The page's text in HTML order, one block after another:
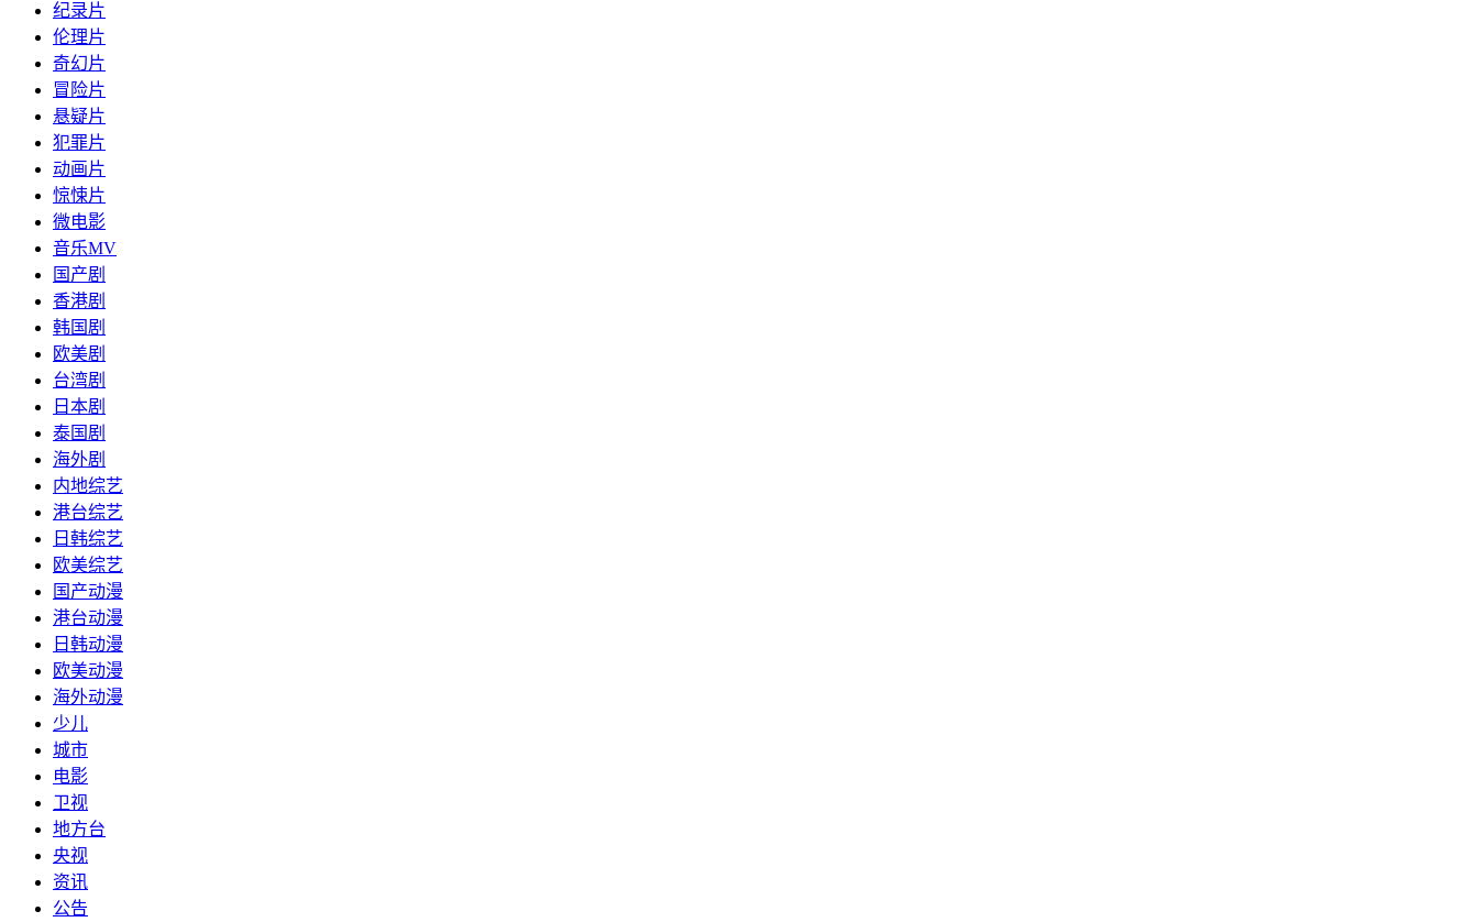
纪录片
伦理片
奇幻片
冒险片
悬疑片
犯罪片
动画片
惊悚片
微电影
音乐MV
国产剧
香港剧
韩国剧
欧美剧
台湾剧
日本剧
泰国剧
海外剧
内地综艺
港台综艺
日韩综艺
欧美综艺
国产动漫
港台动漫
日韩动漫
欧美动漫
海外动漫
少儿
城市
电影
卫视
地方台
央视
资讯
公告